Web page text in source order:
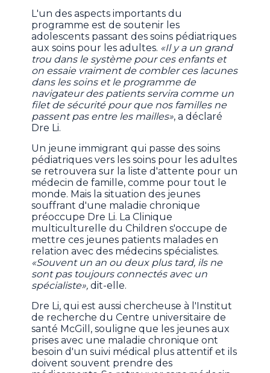
L'un des aspects importants du
programme est de soutenir les
adolescents passant des soins pédiatriques
aux soins pour les adultes. «Il y a un grand
trou dans le système pour ces enfants et
on essaie vraiment de combler ces lacunes
dans les soins et le programme de
navigateur des patients servira comme un
filet de sécurité pour que nos familles ne
passent pas entre les mailles», a déclaré
Dre Li.
Un jeune immigrant qui passe des soins
pédiatriques vers les soins pour les adultes
se retrouvera sur la liste d'attente pour un
médecin de famille, comme pour tout le
monde. Mais la situation des jeunes
souffrant d'une maladie chronique
préoccupe Dre Li. La Clinique
multiculturelle du Children s'occupe de
mettre ces jeunes patients malades en
relation avec des médecins spécialistes.
«Souvent un an ou deux plus tard, ils ne
sont pas toujours connectés avec un
spécialiste», dit-elle.
Dre Li, qui est aussi chercheuse à l'Institut
de recherche du Centre universitaire de
santé McGill, souligne que les jeunes aux
prises avec une maladie chronique ont
besoin d'un suivi médical plus attentif et ils
doivent souvent prendre des